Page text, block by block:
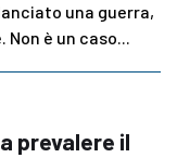
una guerra,
è un caso...
prevalere il